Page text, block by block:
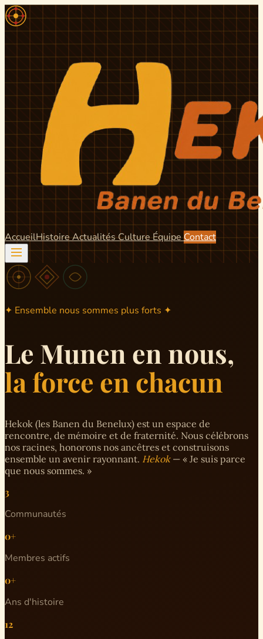
AccueilHistoire ActualitésCulture Équipe Contact
✦ Ensemble nous sommes plus forts ✦
Le Munen en nous,
la force en chacun
Hekok (les Banen du Benelux) est un espace de
rencontre, de mémoire et de fraternité. Nous célébrons
nos racines, honorons nos ancêtres et construisons
ensemble un avenir rayonnant. Hekok— « Je suis parce
que nous sommes. »
3
Communautés
0+
Membres actifs
0+
Ans d'histoire
12